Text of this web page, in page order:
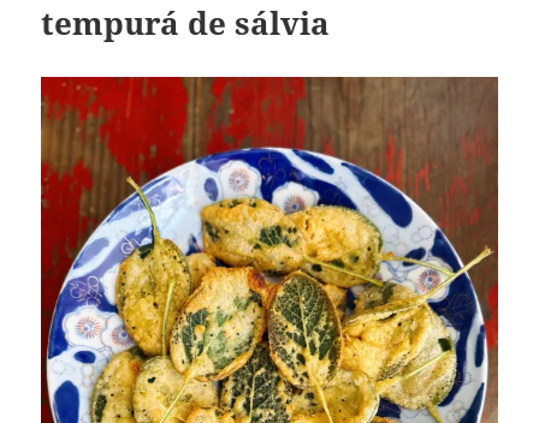
tempurá de sálvia